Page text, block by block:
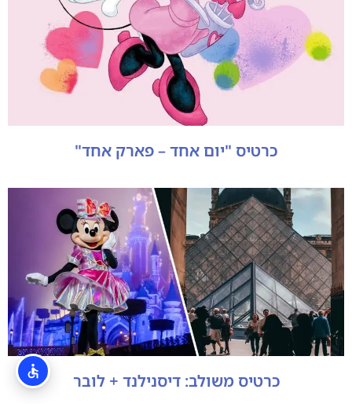
כרטיס "יום אחד – פארק אחד"
כרטיס משולב: דיסנילנד + לובר